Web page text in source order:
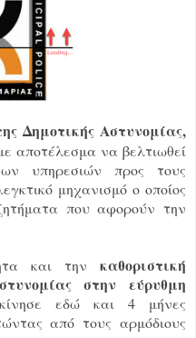
Δημοτικής Αστυνομίας,
αποτέλεσμα να βελτιωθεί
υπηρεσιών προς τους
μηχανισμό ο οποίος
που αφορούν την
και την καθοριστική
στην εύρυθμη
εδώ και 4 μήνες
από τους αρμόδιους